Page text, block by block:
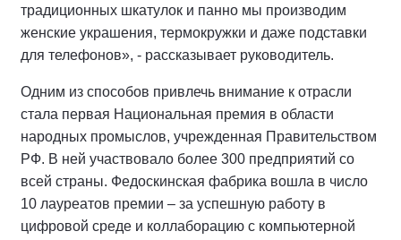
традиционных шкатулок и панно мы производим
женские украшения, термокружки и даже подставки
для телефонов», - рассказывает руководитель.
Одним из способов привлечь внимание к отрасли
стала первая Национальная премия в области
народных промыслов, учрежденная Правительством
РФ. В ней участвовало более 300 предприятий со
всей страны. Федоскинская фабрика вошла в число
10 лауреатов премии – за успешную работу в
цифровой среде и коллаборацию с компьютерной